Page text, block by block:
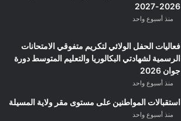
2026-2027
منذ أسبوع واحد
فعاليات الحفل الولائي لتكريم متفوقي الامتحانات
الرسمية لشهادتي البكالوريا والتعليم المتوسط دورة
جوان 2026
منذ أسبوع واحد
استقبالات المواطنين على مستوى مقر ولاية المسيلة
منذ أسبوع واحد